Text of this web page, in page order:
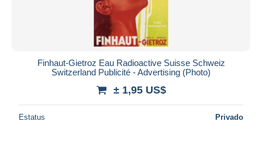
Finhaut-Gietroz Eau Radioactive Suisse Schweiz
Switzerland Publicité - Advertising (Photo)
± 1,95 US$
Estatus Privado